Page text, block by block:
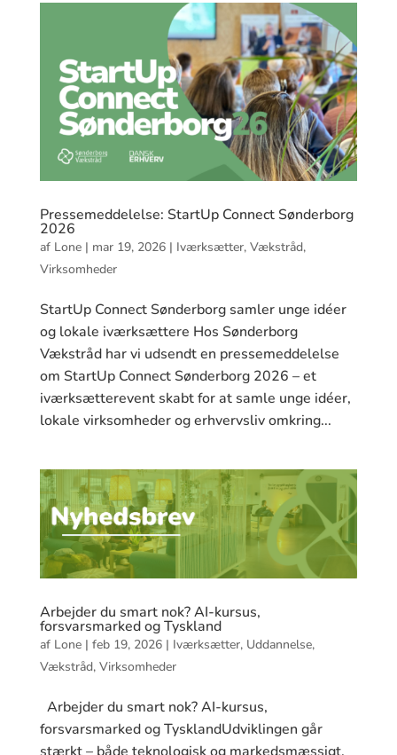
Pressemeddelelse: StartUp Connect Sønderborg
2026
af Lone| mar 19, 2026| Iværksætter, Vækstråd,
Virksomheder
StartUp Connect Sønderborg samler unge idéer
og lokale iværksættere Hos Sønderborg
Vækstråd har vi udsendt en pressemeddelelse
om StartUp Connect Sønderborg 2026 – et
iværksætterevent skabt for at samle unge idéer,
lokale virksomheder og erhvervsliv omkring...
Arbejder du smart nok? AI-kursus,
forsvarsmarked og Tyskland
af Lone| feb 19, 2026| Iværksætter, Uddannelse,
Vækstråd, Virksomheder
Arbejder du smart nok? AI-kursus,
forsvarsmarked og TysklandUdviklingen går